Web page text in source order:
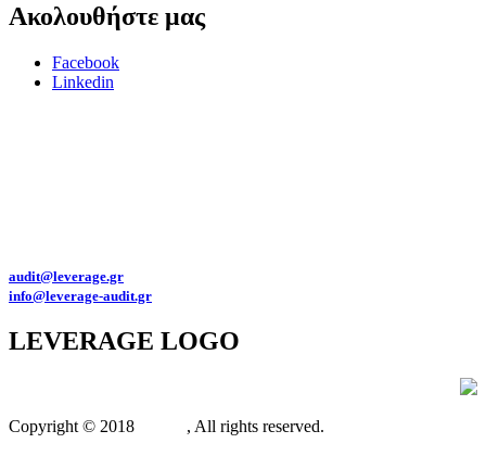
Ακολουθήστε μας
Facebook
Linkedin
audit@leverage.gr
info@leverage-audit.gr
LEVERAGE LOGO
Copyright © 2018 , All rights reserved.